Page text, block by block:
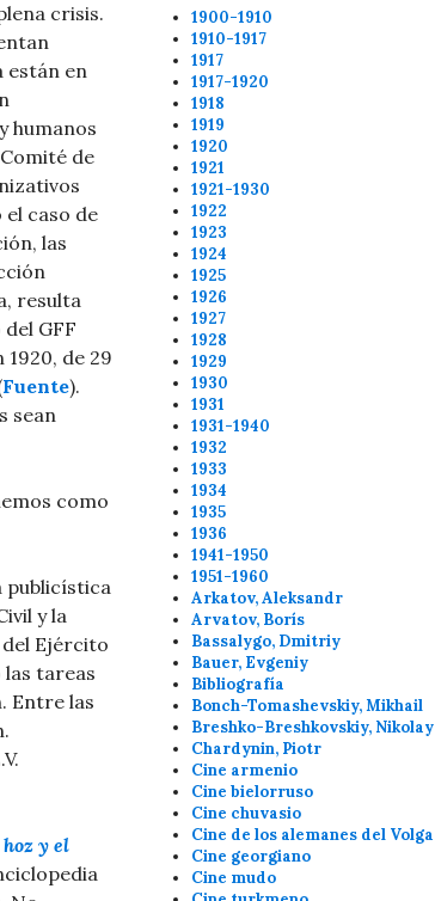
crisis.
están en
humanos
de
caso de
las
resulta
GFF
1920, de 29
Fuente).
sean
como
publicística
y la
Ejército
las tareas
Entre las
y el
1900-1910
1910-1917
1917
1917-1920
1918
1919
1920
1921
1921-1930
1922
1923
1924
1925
1926
1927
1928
1929
1930
1931
1931-1940
1932
1933
1934
1935
1936
1941-1950
1951-1960
Arkatov, Aleksandr
Arvatov, Borís
Bassalygo, Dmitriy
Bauer, Evgeniy
Bibliografía
Bonch-Tomashevskiy, Mikhail
Breshko-Breshkovskiy, Nikolay
Chardynin, Piotr
Cine armenio
Cine bielorruso
Cine chuvasio
Cine de los alemanes del Volga
Cine georgiano
Cine mudo